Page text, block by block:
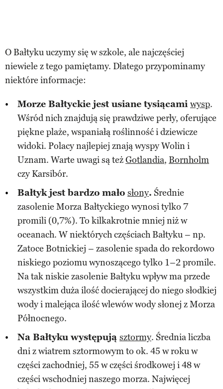
O Bałtyku uczymy się w szkole, ale najczęściej
niewiele z tego pamiętamy. Dlatego przypominamy
niektóre informacje:
Morze Bałtyckie jest usiane tysiącami wysp.
Wśród nich znajdują się prawdziwe perły, oferujące
piękne plaże, wspaniałą roślinność i dziewicze
widoki. Polacy najlepiej znają wyspy Wolin i
Uznam. Warte uwagi są teżGotlandia, Bornholm
czy Karsibór.
Bałtyk jest bardzo mało słony. Średnie
zasolenie Morza Bałtyckiego wynosi tylko 7
promili (0,7%). To kilkakrotnie mniej niż w
oceanach. W niektórych częściach Bałtyku – np.
Zatoce Botnickiej – zasolenie spada do rekordowo
niskiego poziomu wynoszącego tylko 1–2 promile.
Na tak niskie zasolenie Bałtyku wpływ ma przede
wszystkim duża ilość docierającej do niego słodkiej
wody i malejąca ilość wlewów wody słonej z Morza
Północnego.
Na Bałtyku występują sztormy. Średnia liczba
dni z wiatrem sztormowym to ok. 45 w roku w
części zachodniej, 55 w części środkowej i 48 w
części wschodniej naszego morza. Najwięcej